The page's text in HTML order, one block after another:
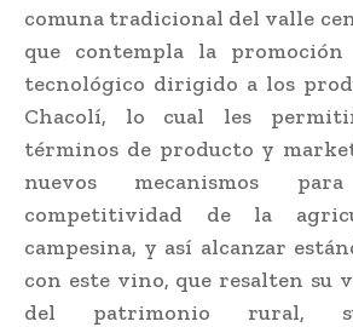
comuna tradicional del valle
que contempla la
tecnológico dirigido a los
Chacolí, lo cual les
términos de producto y
nuevos mecanismos
competitividad de la
campesina, y así alcanzar
con este vino, que resalten su
del patrimonio rural,